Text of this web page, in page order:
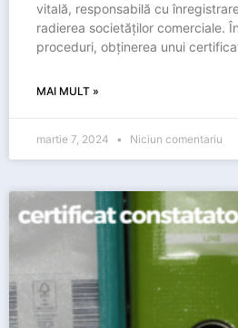
vitală, responsabilă cu
radierea societăților comerciale.
proceduri, obținerea unui
MAI MULT »
martie 7, 2024 Niciun comentariu